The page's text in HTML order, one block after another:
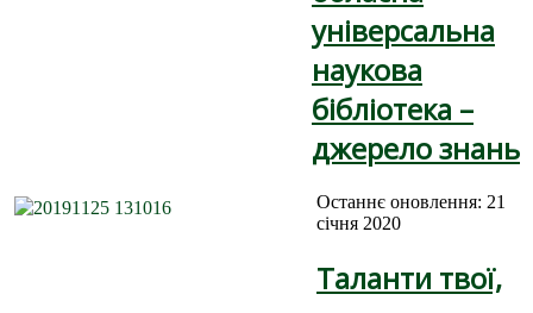
універсальна
наукова
бібліотека –
джерело знань
Останнє оновлення: 21
січня 2020
Таланти твої,